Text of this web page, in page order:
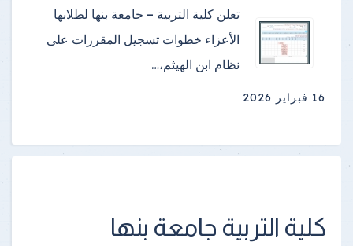
تعلن كلية التربية – جامعة بنها لطلابها
الأعزاء خطوات تسجيل المقررات على
نظام ابن الهيثم،…
16 فبراير 2026
كلية التربية جامعة بنها